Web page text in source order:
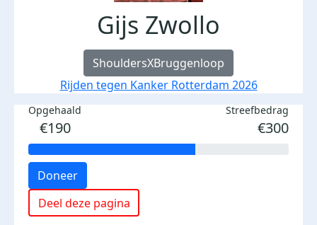
Gijs Zwollo
ShouldersXBruggenloop
Rijden tegen Kanker Rotterdam 2026
Opgehaald
€190
Streefbedrag
€300
Doneer
Deel deze pagina